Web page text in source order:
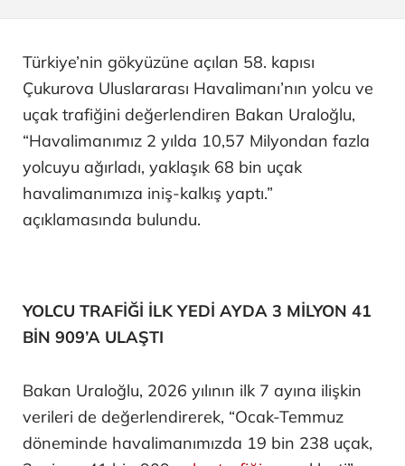
Türkiye’nin gökyüzüne açılan 58. kapısı
Çukurova Uluslararası Havalimanı’nın yolcu ve
uçak trafiğini değerlendiren Bakan Uraloğlu,
“Havalimanımız 2 yılda 10,57 Milyondan fazla
yolcuyu ağırladı, yaklaşık 68 bin uçak
havalimanımıza iniş-kalkış yaptı.”
açıklamasında bulundu.
YOLCU TRAFİĞİ İLK YEDİ AYDA 3 MİLYON 41
BİN 909’A ULAŞTI
Bakan Uraloğlu, 2026 yılının ilk 7 ayına ilişkin
verileri de değerlendirerek, “Ocak-Temmuz
döneminde havalimanımızda 19 bin 238 uçak,